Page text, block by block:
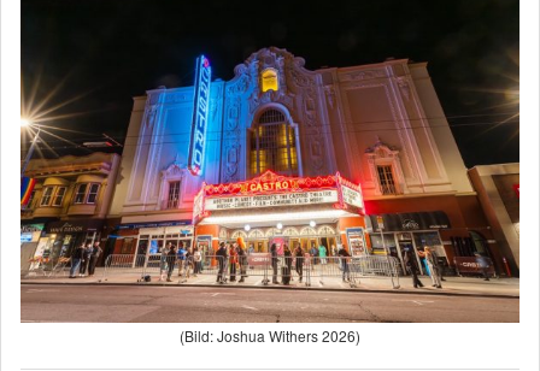
(Bild: Joshua Withers 2026)